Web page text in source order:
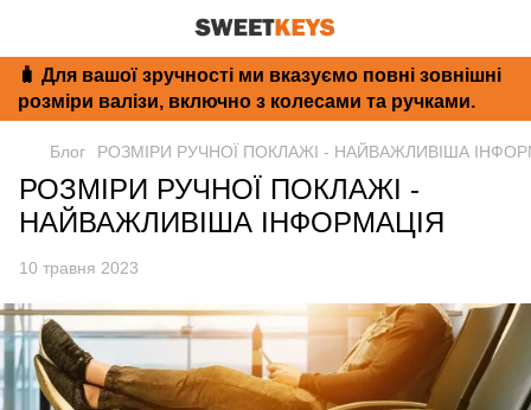
🧳 Для вашої зручності ми вказуємо повні зовнішні
розміри валізи, включно з колесами та ручками.
Блог РОЗМІРИ РУЧНОЇ ПОКЛАЖІ - НАЙВАЖЛИВІША
РОЗМІРИ РУЧНОЇ ПОКЛАЖІ -
НАЙВАЖЛИВІША ІНФОРМАЦІЯ
10 травня 2023